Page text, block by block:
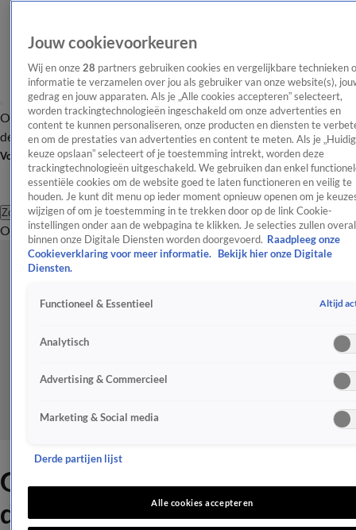
OverzichtAfleveringen Entertainment TV Algemeen
Tip
de redactieNieuwsbrief
Volg Shownieuws
Zoeken
OverzichtEntertainmentSpraakmakendRealityCrimeVideo's
GTST-ster Ferri Somogyi
doet schokkende onthulling
Jouw cookievoorkeuren
Wij en onze 28 partners gebruiken cookies en vergelijkbare technieken
informatie te verzamelen over jou als gebruiker van onze website(s),
gedrag en jouw apparaten. Als je „Alle cookies accepteren” selecteert,
worden trackingtechnologieën ingeschakeld om onze advertenties en
content te kunnen personaliseren, onze producten en diensten te
en om de prestaties van advertenties en content te meten. Als je
keuze opslaan” selecteert of je toestemming intrekt, worden deze
trackingtechnologieën uitgeschakeld. We gebruiken dan enkel
essentiële cookies om de website goed te laten functioneren en veilig te
houden. Je kunt dit menu op ieder moment opnieuw openen om je
wijzigen of om je toestemming in te trekken door op de link Cookie-
instellingen onder aan de webpagina te klikken. Je selecties zullen overal
binnen onze Digitale Diensten worden doorgevoerd. Raadpleeg onze
Cookieverklaring voor meer informatie.
Bekijk hier onze Digitale
Diensten.
Functioneel & Essentieel Altijd
Analytisch
Advertising & Commercieel
Marketing & Social media
Derde partijen lijst
Alle cookies accepteren